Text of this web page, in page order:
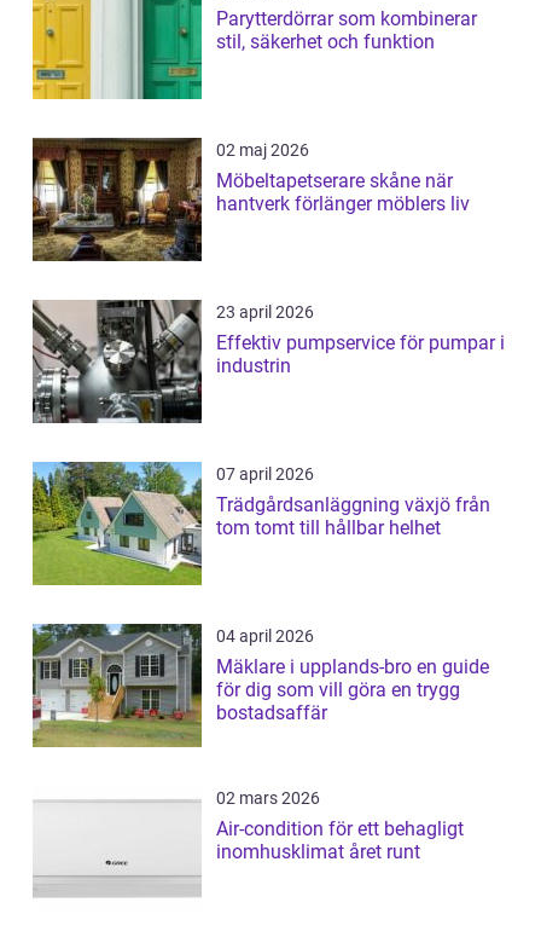
Parytterdörrar som kombinerar
stil, säkerhet och funktion
02 maj 2026
Möbeltapetserare skåne när
hantverk förlänger möblers liv
23 april 2026
Effektiv pumpservice för pumpar i
industrin
07 april 2026
Trädgårdsanläggning växjö från
tom tomt till hållbar helhet
04 april 2026
Mäklare i upplands-bro en guide
för dig som vill göra en trygg
bostadsaffär
02 mars 2026
Air-condition för ett behagligt
inomhusklimat året runt